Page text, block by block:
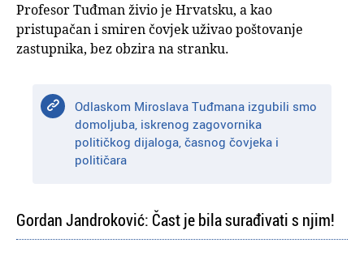
Profesor Tuđman živio je Hrvatsku, a kao
pristupačan i smiren čovjek uživao poštovanje
zastupnika, bez obzira na stranku.
Odlaskom Miroslava Tuđmana izgubili smo
domoljuba, iskrenog zagovornika
političkog dijaloga, časnog čovjeka i
političara
Gordan Jandroković: Čast je bila surađivati s njim!